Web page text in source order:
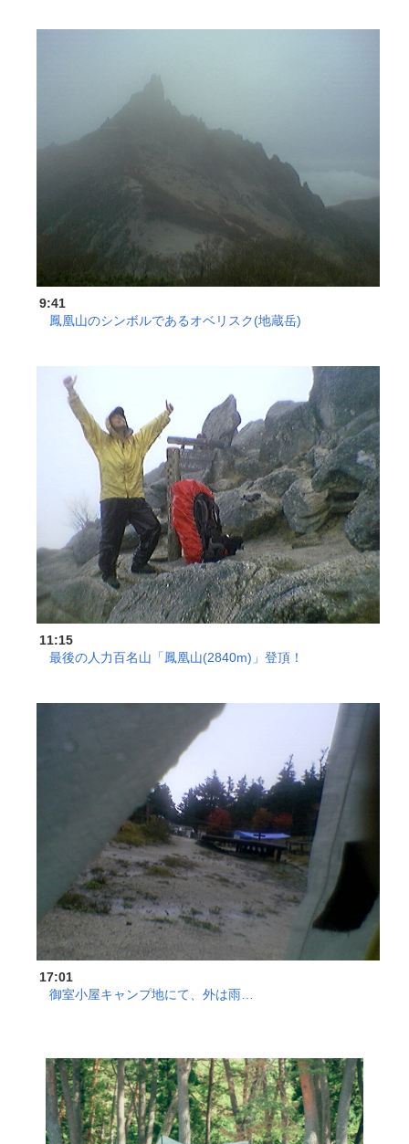
9:41
鳳凰山のシンボルであるオベリスク(地蔵岳)
11:15
最後の人力百名山「鳳凰山(2840m)」登頂！
17:01
御室小屋キャンプ地にて、外は雨…